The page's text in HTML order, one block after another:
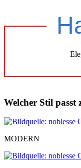
Welcher Stil passt
MODERN